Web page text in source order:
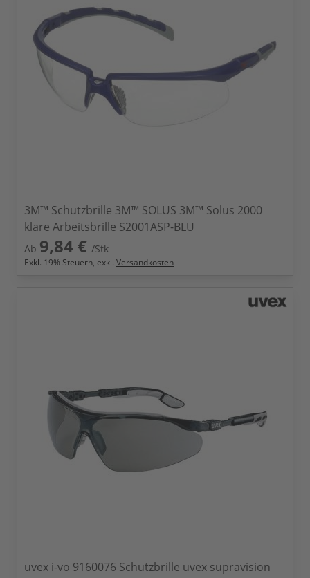
3M™ Schutzbrille 3M™ SOLUS 3M™ Solus 2000
klare Arbeitsbrille S2001ASP-BLU
Ab 9,84 € /Stk
Exkl. 19% Steuern, exkl. Versandkosten
uvex i-vo 9160076 Schutzbrille uvex supravision